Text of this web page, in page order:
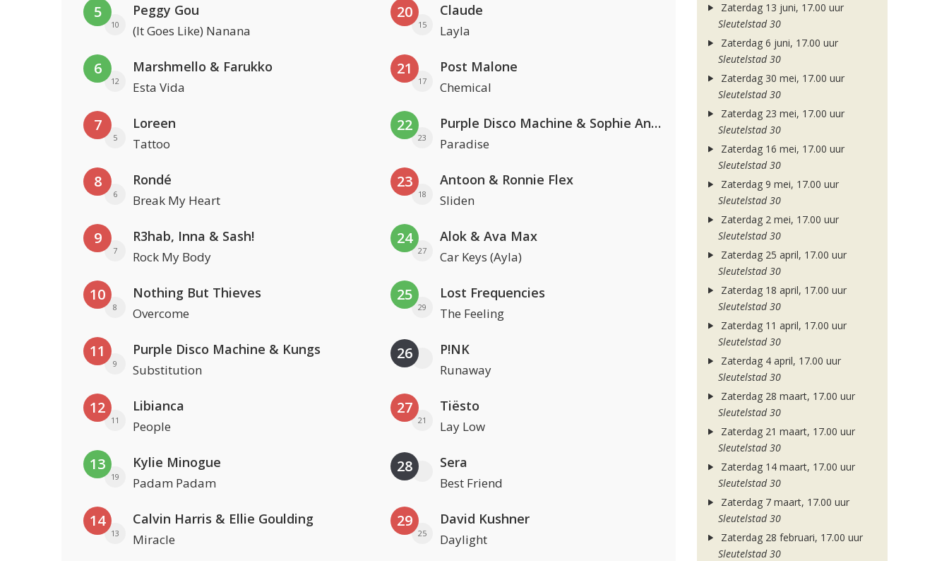
5
10
Peggy Gou
(It Goes Like) Nanana
6
12
Marshmello & Farukko
Esta Vida
7
5
Loreen
Tattoo
8
6
Rondé
Break My Heart
9
7
R3hab, Inna & Sash!
Rock My Body
10
8
Nothing But Thieves
Overcome
11
9
Purple Disco Machine & Kungs
Substitution
12
11
Libianca
People
13
19
Kylie Minogue
Padam Padam
14
13
Calvin Harris & Ellie Goulding
Miracle
20
15
Claude
Layla
21
17
Post Malone
Chemical
22
23
Purple Disco Machine & Sophie And The Giants
Paradise
23
18
Antoon & Ronnie Flex
Sliden
24
27
Alok & Ava Max
Car Keys (Ayla)
25
29
Lost Frequencies
The Feeling
26 P!NK
Runaway
27
21
Tiësto
Lay Low
28 Sera
Best Friend
29
25
David Kushner
Daylight
Zaterdag 13 juni, 17.00 uur
Sleutelstad 30
Zaterdag 6 juni, 17.00 uur
Sleutelstad 30
Zaterdag 30 mei, 17.00 uur
Sleutelstad 30
Zaterdag 23 mei, 17.00 uur
Sleutelstad 30
Zaterdag 16 mei, 17.00 uur
Sleutelstad 30
Zaterdag 9 mei, 17.00 uur
Sleutelstad 30
Zaterdag 2 mei, 17.00 uur
Sleutelstad 30
Zaterdag 25 april, 17.00 uur
Sleutelstad 30
Zaterdag 18 april, 17.00 uur
Sleutelstad 30
Zaterdag 11 april, 17.00 uur
Sleutelstad 30
Zaterdag 4 april, 17.00 uur
Sleutelstad 30
Zaterdag 28 maart, 17.00 uur
Sleutelstad 30
Zaterdag 21 maart, 17.00 uur
Sleutelstad 30
Zaterdag 14 maart, 17.00 uur
Sleutelstad 30
Zaterdag 7 maart, 17.00 uur
Sleutelstad 30
Zaterdag 28 februari, 17.00 uur
Sleutelstad 30